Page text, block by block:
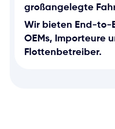
großangelegte
Wir bieten End-to-
OEMs, Importeure
Flottenbetreiber.